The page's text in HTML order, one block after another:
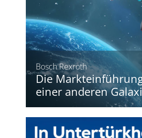
Bosch Rexroth
Die
einer anderen